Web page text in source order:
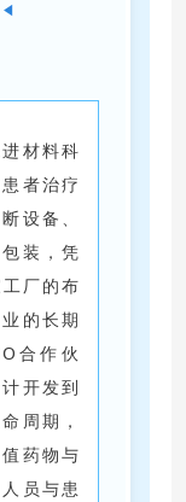
材料科
者治疗
设备、
装，凭
厂的布
的长期
合作伙
开发到
周期，
药物与
员与患